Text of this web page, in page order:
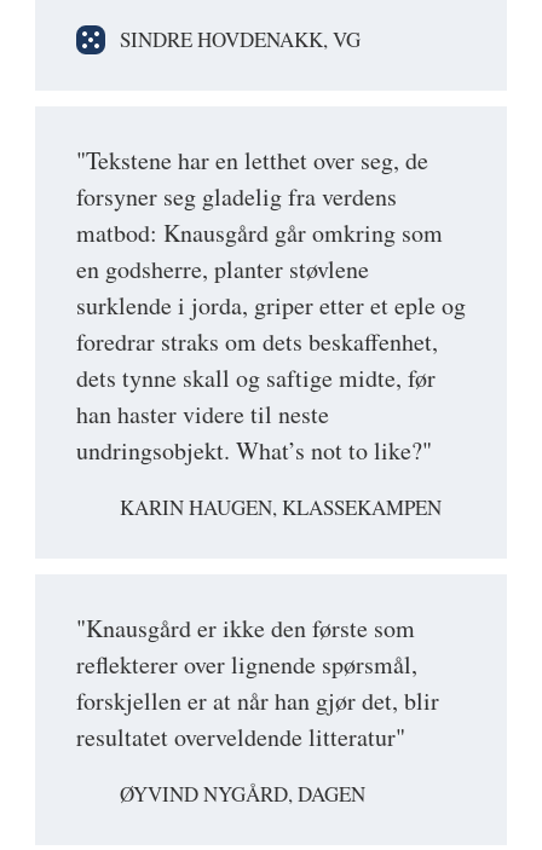
SINDRE HOVDENAKK, VG
"Tekstene har en letthet over seg, de
forsyner seg gladelig fra verdens
matbod: Knausgård går omkring som
en godsherre, planter støvlene
surklende i jorda, griper etter et eple og
foredrar straks om dets beskaffenhet,
dets tynne skall og saftige midte, før
han haster videre til neste
undringsobjekt. What’s not to like?"
KARIN HAUGEN, KLASSEKAMPEN
"Knausgård er ikke den første som
reflekterer over lignende spørsmål,
forskjellen er at når han gjør det, blir
resultatet overveldende litteratur"
ØYVIND NYGÅRD, DAGEN